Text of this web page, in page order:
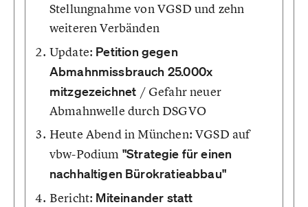
Stellungnahme von VGSD und zehn
weiteren Verbänden
Update: Petition gegen
Abmahnmissbrauch 25.000x
mitzgezeichnet / Gefahr neuer
Abmahnwelle durch DSGVO
Heute Abend in München: VGSD auf
vbw-Podium "Strategie für einen
nachhaltigen Bürokratieabbau"
Bericht: Miteinander statt